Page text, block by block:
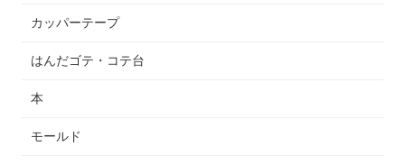
カッパーテープ
はんだゴテ・コテ台
本
モールド